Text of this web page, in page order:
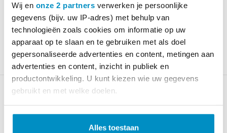
Wij en onze 2 partners verwerken je persoonlijke
gegevens (bijv. uw IP-adres) met behulp van
technologieën zoals cookies om informatie op uw
apparaat op te slaan en te gebruiken met als doel
gepersonaliseerde advertenties en content, metingen aan
advertenties en content, inzicht in publiek en
productontwikkeling. U kunt kiezen wie uw gegevens
gebruikt en met welke doelen.
Lees meer over hoe uw persoonlijke gegevens worden
verwerkt en stel uw voorkeuren in het
Alles toestaan
Neem contact met ons op voor advies ofvraag technische
service aan.
Voor vrijblijvend advies en hulp